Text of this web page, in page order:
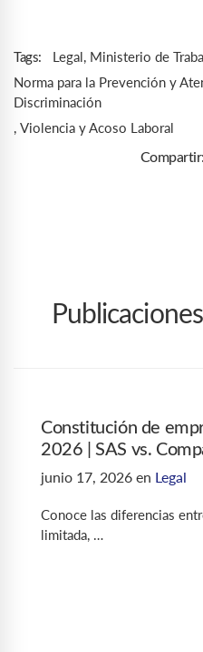
Tags: Legal, Ministerio de
Norma para la Prevención y
Discriminación
, Violencia y Acoso Laboral
Compartir:
Constitución de
2026 | SAS vs.
junio 17, 2026 en Legal
Conoce las diferencias
limitada, …